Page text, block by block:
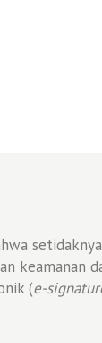
setidaknya
keamanan
(e-